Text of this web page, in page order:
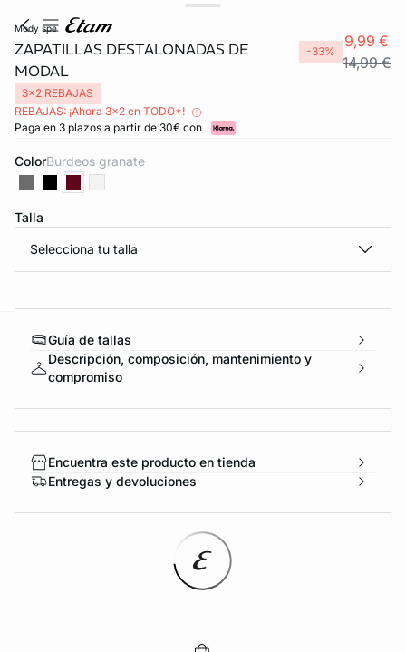
mody spe
ZAPATILLAS DESTALONADAS DE
MODAL
-33%
9,99 €
14,99 €
3x2 REBAJAS
REBAJAS: ¡Ahora 3x2 en TODO*!
Paga en 3 plazos a partir de 30€ con
Color burdeos granate
Talla
Selecciona tu talla
Guía de tallas
Descripción, composición, mantenimiento y
compromiso
Encuentra este producto en tienda
Entregas y devoluciones